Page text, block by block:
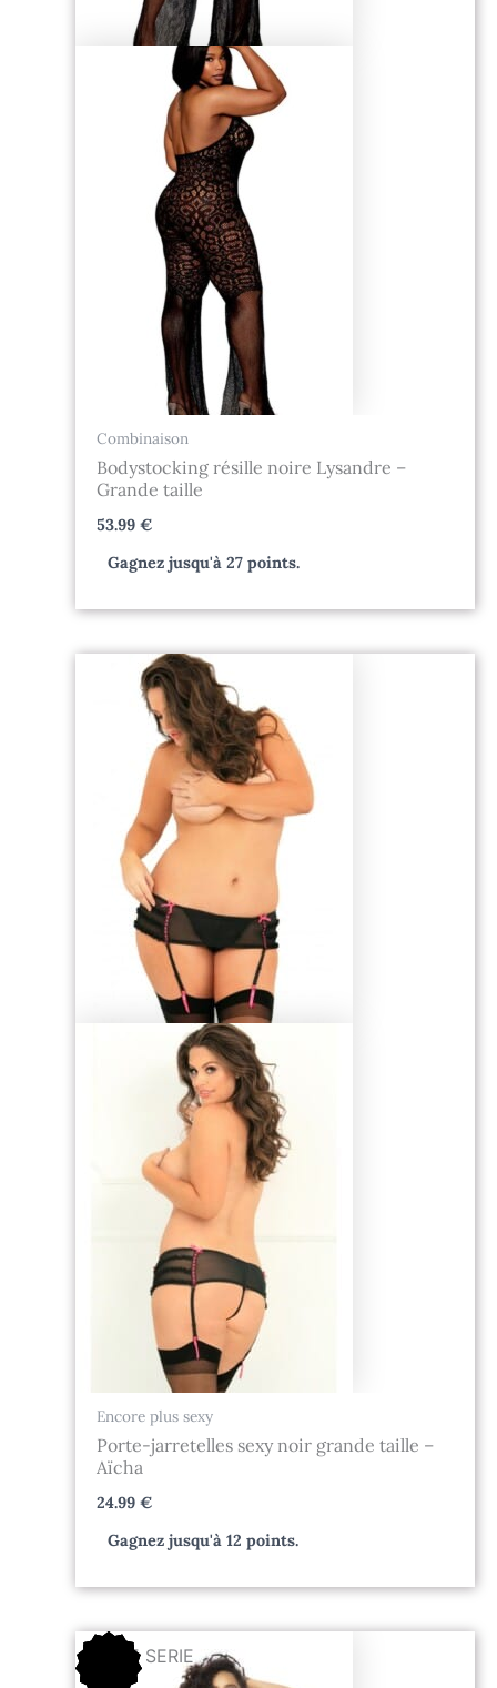
Combinaison
Bodystocking résille noire Lysandre –
Grande taille
53.99€
Gagnez jusqu'à 27 points.
Encore plus sexy
Porte-jarretelles sexy noir grande taille –
Aïcha
24.99€
Gagnez jusqu'à 12 points.
FIN DE SERIE
prix
initial
prix
actuel